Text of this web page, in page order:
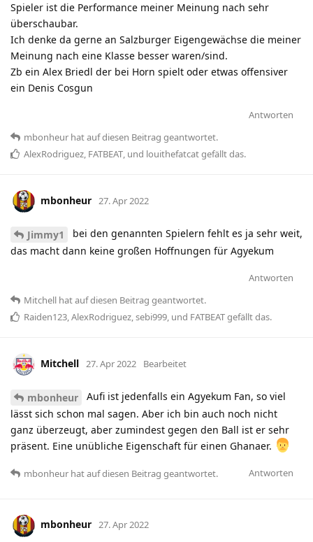
Spieler ist die Performance meiner Meinung nach sehr
überschaubar.
Ich denke da gerne an Salzburger Eigengewächse die meiner
Meinung nach eine Klasse besser waren/sind.
Zb ein Alex Briedl der bei Horn spielt oder etwas offensiver
ein Denis Cosgun
Antworten
mbonheur hatauf diesen Beitrag geantwortet.
AlexRodriguez, FATBEAT, und louithefatcatgefällt das.
mbonheur 27. Apr 2022
Jimmy1
bei den genannten Spielern fehlt es ja sehr weit,
das macht dann keine großen Hoffnungen für Agyekum
Antworten
Mitchell hatauf diesen Beitrag geantwortet.
Raiden123,AlexRodriguez,sebi999, und FATBEATgefällt das.
Mitchell 27. Apr 2022 Bearbeitet
mbonheur
Aufi ist jedenfalls ein Agyekum Fan, so viel
lässt sich schon mal sagen. Aber ich bin auch noch nicht
ganz überzeugt, aber zumindest gegen den Ball ist er sehr
präsent. Eine unübliche Eigenschaft für einen Ghanaer.
Antworten
mbonheur hatauf diesen Beitrag geantwortet.
mbonheur 27. Apr 2022